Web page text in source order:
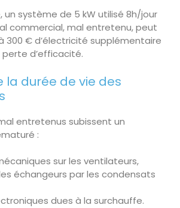
un système de 5 kW utilisé 8h/jour
commercial, mal entretenu, peut
300 € d’électricité supplémentaire
perte d’efficacité.
la durée de vie des
entretenus subissent un
:
sur les ventilateurs,
échangeurs par les condensats
dues à la surchauffe.